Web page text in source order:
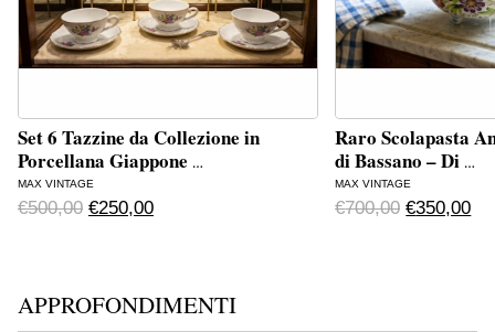
Set 6 Tazzine da Collezione in
Porcellana Giappone …
MAX VINTAGE
€500,00 Original price was: €500,00.
€250,00Current price is: €250,00.
Raro Scolapasta
di Bassano – Di …
MAX VINTAGE
€700,00 Original
€350,00
APPROFONDIMENTI